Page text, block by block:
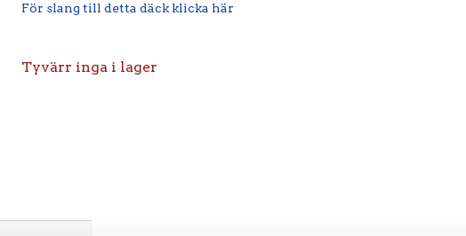
För slang till detta däck klicka här
Tyvärr inga i lager